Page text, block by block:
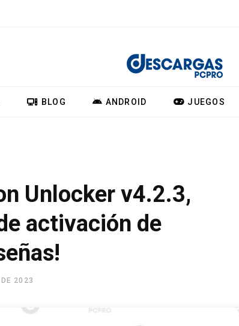
BLOG ANDROID JUEGOS
Unlocker v4.2.3,
activación de
2023